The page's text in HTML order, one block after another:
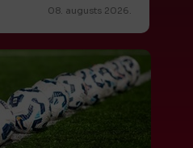
08. augusts 2026.